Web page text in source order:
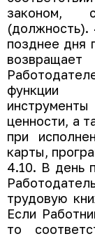
законом,
(должность).
позднее дня
функции
ценности, а
при
карты,
4.10. В день
трудовую
Если
то